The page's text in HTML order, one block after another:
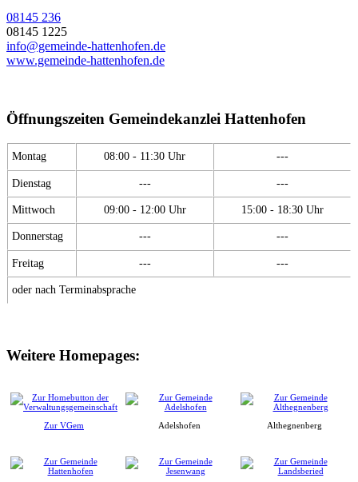
08145 236
08145 1225
info@gemeinde-hattenhofen.de
www.gemeinde-hattenhofen.de
Öffnungszeiten Gemeindekanzlei Hattenhofen
Montag 08:00 - 11:30 Uhr ---
Dienstag --- ---
Mittwoch 09:00 - 12:00 Uhr 15:00 - 18:30 Uhr
Donnerstag --- ---
Freitag --- ---
oder nach Terminabsprache
Weitere Homepages:
Zur VGem Adelshofen Althegnenberg